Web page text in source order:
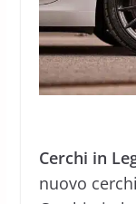
Cerchi in
nuovo